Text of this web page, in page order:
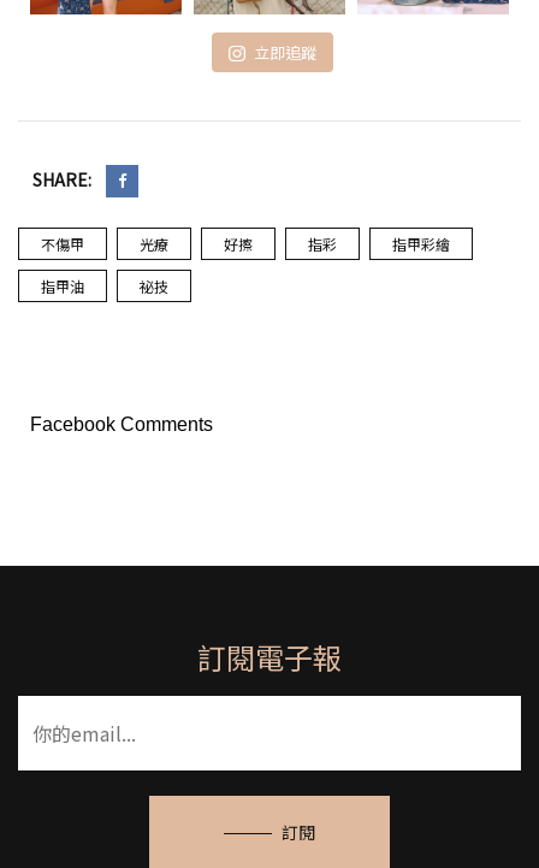
立即追蹤
SHARE:
不傷甲 光療 好擦 指彩 指甲彩繪
指甲油 祕技
Facebook Comments
訂閱電子報
訂閱